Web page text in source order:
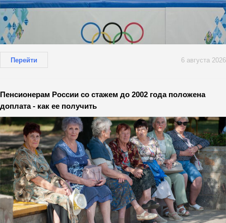
Перейти 6 августа 2026
Пенсионерам России со стажем до 2002 года положена
доплата - как ее получить